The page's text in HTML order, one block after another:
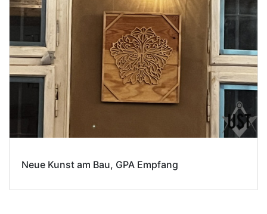
Neue Kunst am Bau, GPA Empfang